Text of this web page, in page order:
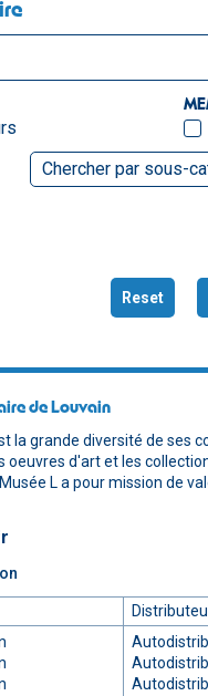
Chercher par sous-
Reset
de Louvain
la grande diversité de ses
oeuvres d'art et les
L a pour mission de